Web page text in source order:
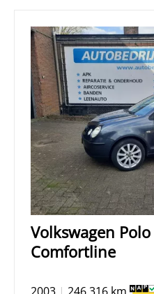
Volkswagen
Comfortline